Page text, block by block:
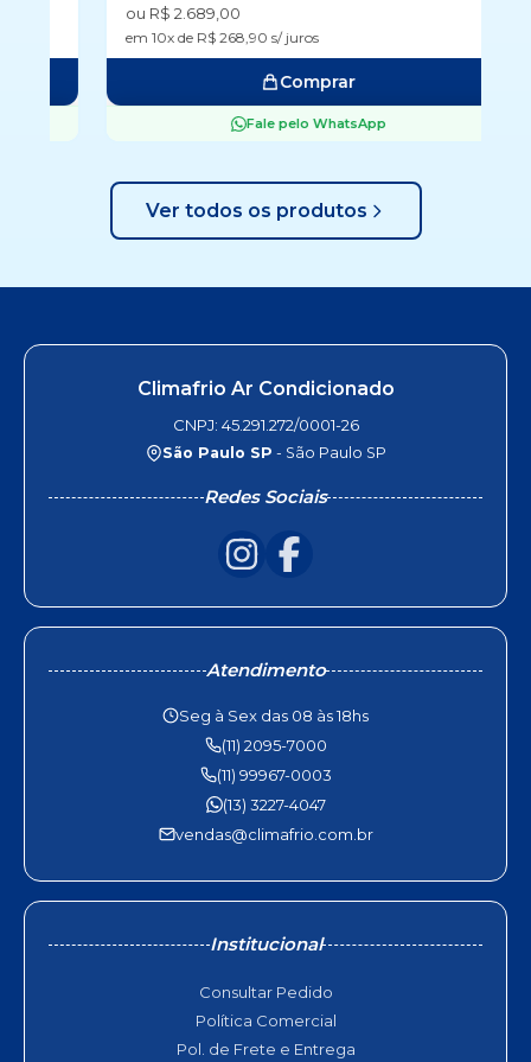
ou R$ 2.689,00
em 10x de R$ 268,90 s/ juros
Comprar
Fale pelo WhatsApp
Ver todos os produtos
Climafrio Ar Condicionado
CNPJ: 45.291.272/0001-26
São Paulo SP - São Paulo SP
Redes Sociais
Atendimento
Seg à Sex das 08 às 18hs
(11) 2095-7000
(11) 99967-0003
(13) 3227-4047
vendas@climafrio.com.br
Institucional
Consultar Pedido
Política Comercial
Pol. de Frete e Entrega